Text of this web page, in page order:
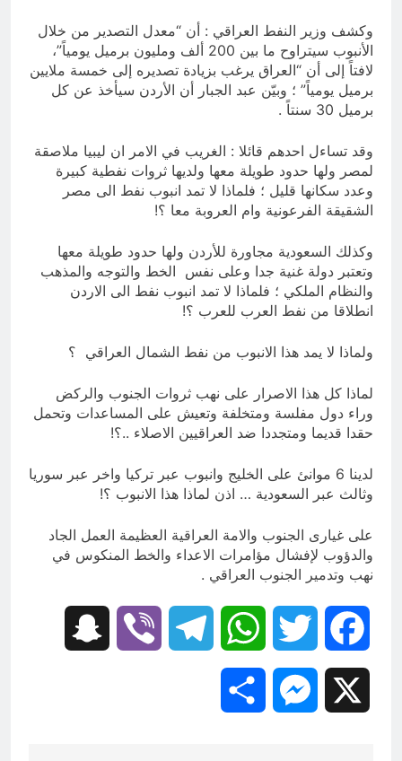
وكشف وزير النفط العراقي : أن “معدل التصدير من خلال
الأنبوب سيتراوح ما بين 200 ألف ومليون برميل يومياً”،
لافتاً إلى أن “العراق يرغب بزيادة تصديره إلى خمسة ملايين
برميل يومياً” ؛ وبيّن عبد الجبار أن الأردن سيأخذ عن كل
برميل 30 سنتاً .
وقد تساءل احدهم قائلا : الغريب في الامر ان ليبيا ملاصقة
لمصر ولها حدود طويلة معها ولديها ثروات نفطية كبيرة
وعدد سكانها قليل ؛ فلماذا لا تمد انبوب نفط الى مصر
الشقيقة الفرعونية وام العروبة معا ؟!
وكذلك السعودية مجاورة للأردن ولها حدود طويلة معها
وتعتبر دولة غنية جدا وعلى نفس الخط والتوجه والمذهب
والنظام الملكي ؛ فلماذا لا تمد انبوب نفط الى الاردن
انطلاقا من نفط العرب للعرب ؟!
ولماذا لا يمد هذا الانبوب من نفط الشمال العراقي ؟
لماذا كل هذا الاصرار على نهب ثروات الجنوب والركض
وراء دول مفلسة ومتخلفة وتعيش على المساعدات وتحمل
حقدا قديما ومتجددا ضد العراقيين الاصلاء ..؟!
لدينا 6 موانئ على الخليج وانبوب عبر تركيا واخر عبر سوريا
وثالث عبر السعودية … اذن لماذا هذا الانبوب ؟!
على غيارى الجنوب والامة العراقية العظيمة العمل الجاد
والدؤوب لإفشال مؤامرات الاعداء والخط المنكوس في
نهب وتدمير الجنوب العراقي .
Facebook
Twitter
WhatsApp
Telegram
Viber
Messenger